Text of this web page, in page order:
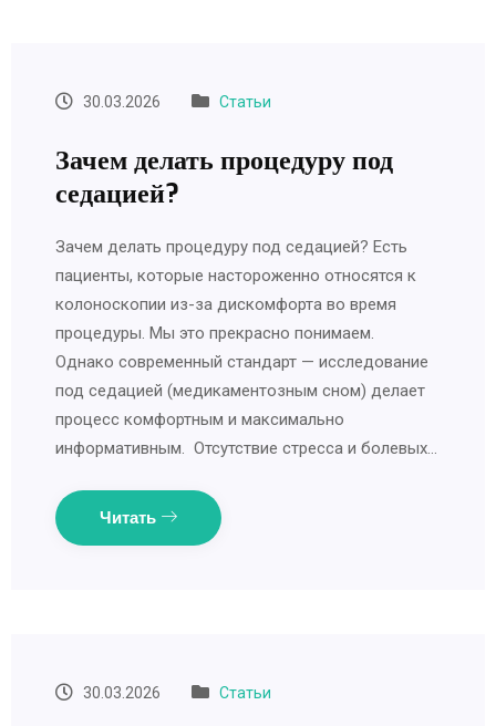
30.03.2026 Статьи
Зачем делать процедуру под
седацией?
Зачем делать процедуру под седацией? Есть
пациенты, которые настороженно относятся к
колоноскопии из-за дискомфорта во время
процедуры. Мы это прекрасно понимаем.
Однако современный стандарт — исследование
под седацией (медикаментозным сном) делает
процесс комфортным и максимально
информативным. Отсутствие стресса и болевых…
Читать
30.03.2026 Статьи